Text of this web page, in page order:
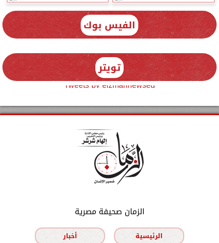
الفيس بوك
تويتر
Tweets by elzmannewseg
الزمان صحيفة مصرية
الرئيسية
أخبار